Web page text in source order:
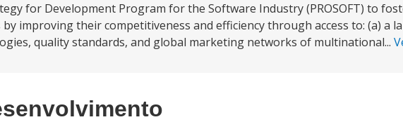
for Development Program for the Software Industry (PROSOFT) to
improving their competitiveness and efficiency through access to: (a) a
quality standards, and global marketing networks of multinational...